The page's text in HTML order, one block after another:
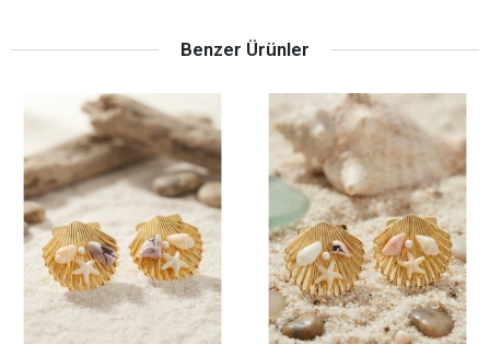
Benzer Ürünler